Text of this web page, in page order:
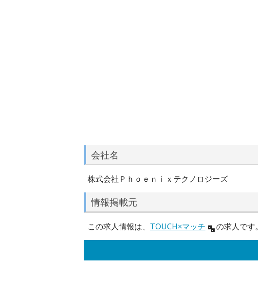
会社名
株式会社Ｐｈｏｅｎｉｘテクノロジーズ
情報掲載元
この求人情報は、 TOUCH×マッチ の求人です。